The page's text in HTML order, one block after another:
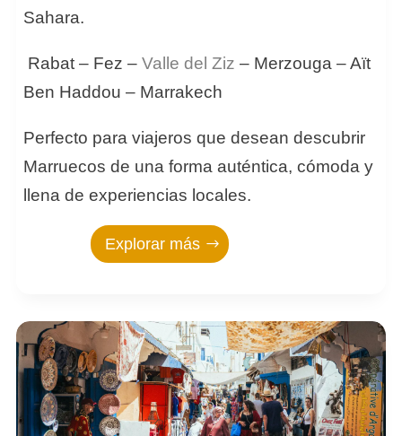
Sahara.
Rabat – Fez – Valle del Ziz – Merzouga – Aït
Ben Haddou – Marrakech
Perfecto para viajeros que desean descubrir
Marruecos de una forma auténtica, cómoda y
llena de experiencias locales.
Explorar más